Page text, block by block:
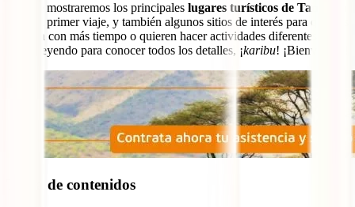
Aquí te mostraremos los principales lugares turísticos de Tanzania
para un primer viaje, y también algunos sitios de interés para quienes
cuentan con más tiempo o quieren hacer actividades diferentes.
Sigue leyendo para conocer todos los detalles, ¡karibu! ¡Bienvenido!
Tabla de contenidos